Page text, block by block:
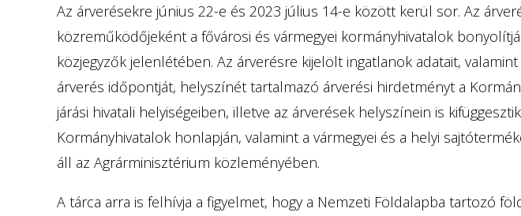
Az árverésekre június 22-e és 2023 július 14-e között kerül sor. Az
közreműködőjeként a fővárosi és vármegyei kormányhivatalok
közjegyzők jelenlétében. Az árverésre kijelölt ingatlanok adatait,
árverés időpontját, helyszínét tartalmazó árverési hirdetményt a
járási hivatali helyiségeiben, illetve az árverések helyszínein is
Kormányhivatalok honlapján, valamint a vármegyei és a helyi
áll az Agrárminisztérium közleményében.
A tárca arra is felhívja a figyelmet, hogy a Nemzeti Földalapba tartozó